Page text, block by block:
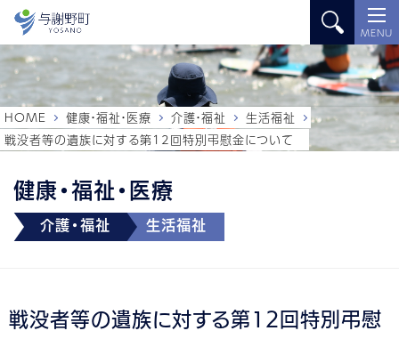
MENU
健康・福祉・医療
介護・福祉 生活福祉
HOME 健康・福祉・医療 介護・福祉
生活福祉
戦没者等の遺族に対する第12回特別弔慰金について
戦没者等の遺族に対する第12回特別弔慰